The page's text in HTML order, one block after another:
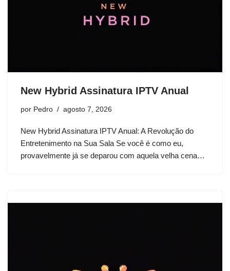
New Hybrid Assinatura IPTV Anual
por Pedro agosto 7, 2026
New Hybrid Assinatura IPTV Anual: A Revolução do
Entretenimento na Sua Sala Se você é como eu,
provavelmente já se deparou com aquela velha cena…